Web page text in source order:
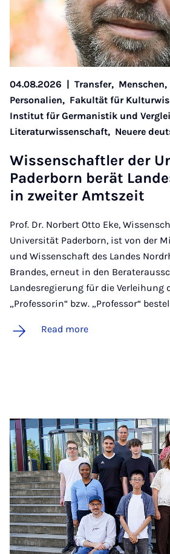
04.08.2026 | Transfer, Menschen,
Personalien, Fakultät für
Institut für Germanistik und
Literaturwissenschaft, Neuere
Wis­senschaftler der
Pader­born ber­ät
in zweit­er Amt­szeit
Prof. Dr. Norbert Otto Eke,
Universität Paderborn, ist von der
und Wissenschaft des Landes
Brandes, erneut in den
Landesregierung für die Verleihung
„Professorin“ bzw. „Professor“
Read more